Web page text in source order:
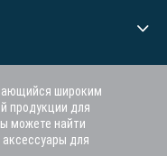
широким
продукции для
можете найти
для